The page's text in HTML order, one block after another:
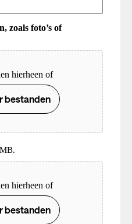
zoals foto’s of
hierheen of
bestanden
hierheen of
bestanden